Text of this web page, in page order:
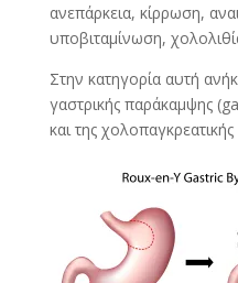
ανεπάρκεια, κίρρωση,
υποβιταμίνωση,
Στην κατηγορία αυτή
γαστρικής παράκαμψης
και της